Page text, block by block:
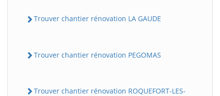
Trouver chantier rénovation LA GAUDE
Trouver chantier rénovation PEGOMAS
Trouver chantier rénovation ROQUEFORT-LES-